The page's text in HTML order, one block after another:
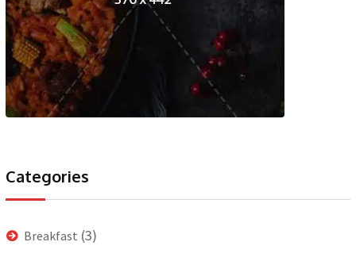
Categories
Breakfast (3)